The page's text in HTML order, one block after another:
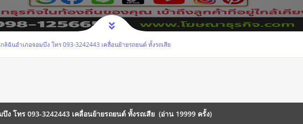
ล้ฉันอำเภอจอมบึง โทร 093-3242443 เคลื่อนย้ายรถยนต์ ทั้งรถเสีย
ง โทร 093-3242443 เคลื่อนย้ายรถยนต์ ทั้งรถเสีย (อ่าน 19999 ครั้ง)